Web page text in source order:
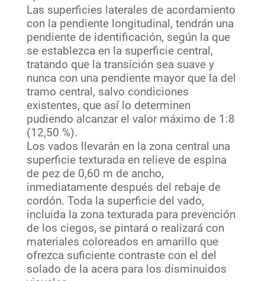
Las superficies laterales de acordamiento
con la pendiente longitudinal, tendrán una
pendiente de identificación, según la que
se establezca en la superficie central,
tratando que la transición sea suave y
nunca con una pendiente mayor que la del
tramo central, salvo condiciones
existentes, que así lo determinen
pudiendo alcanzar el valor máximo de 1:8
(12,50 %).
Los vados llevarán en la zona central una
superficie texturada en relieve de espina
de pez de 0,60 m de ancho,
inmediatamente después del rebaje de
cordón. Toda la superficie del vado,
incluida la zona texturada para prevención
de los ciegos, se pintará o realizará con
materiales coloreados en amarillo que
ofrezca suficiente contraste con el del
solado de la acera para los disminuidos